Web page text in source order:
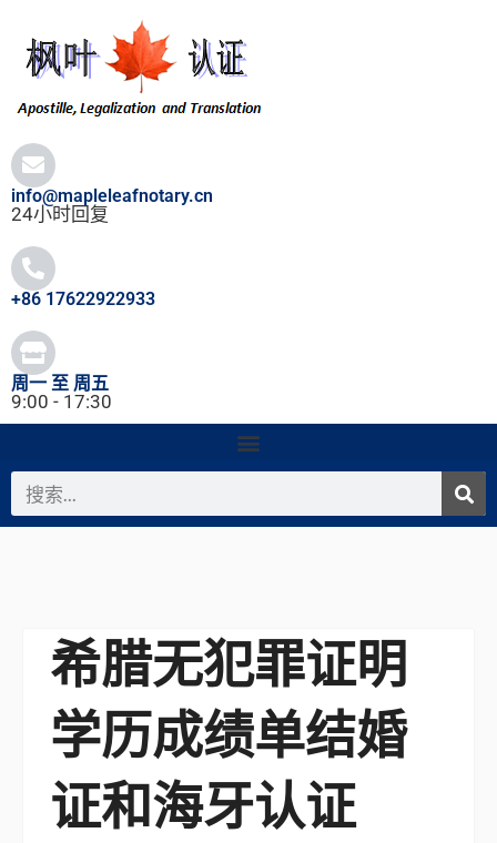
info@mapleleafnotary.cn
24小时回复
+86 17622922933
周一 至 周五
9:00 - 17:30
搜
索
希腊无犯罪证明
学历成绩单结婚
证和海牙认证